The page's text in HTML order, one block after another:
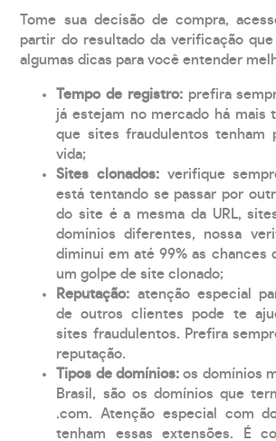
Tome sua decisão de compra,
partir do resultado da verificação
algumas dicas para você entender
Tempo de registro: prefira
já estejam no mercado há mais
que sites fraudulentos tenham
vida;
Sites clonados: verifique
está tentando se passar por
do site é a mesma da URL,
domínios diferentes, nossa
diminui em até 99% as chances
um golpe de site clonado;
Reputação: atenção especial
de outros clientes pode te
sites fraudulentos. Prefira
reputação.
Tipos de domínios:os domínios
Brasil, são os domínios que
.com. Atenção especial com
tenham essas extensões. É